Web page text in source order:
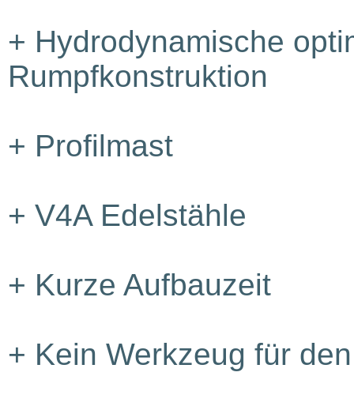
+ Hydrodynamische
Rumpfkonstruktion
+ Profilmast
+ V4A Edelstähle
+ Kurze Aufbauzeit
+ Kein Werkzeug für